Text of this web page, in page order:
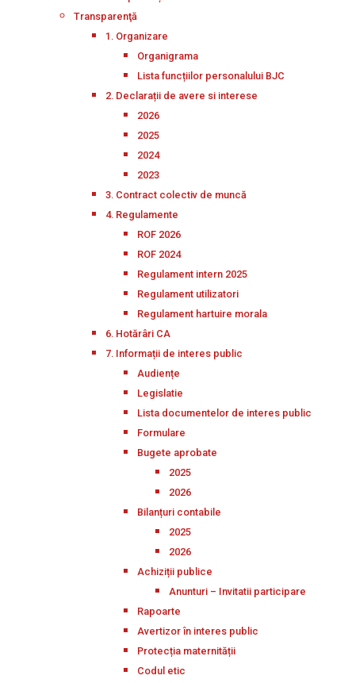
Transparenţă
1. Organizare
Organigrama
Lista funcțiilor personalului BJC
2. Declarații de avere si interese
2026
2025
2024
2023
3. Contract colectiv de muncă
4. Regulamente
ROF 2026
ROF 2024
Regulament intern 2025
Regulament utilizatori
Regulament hartuire morala
6. Hotărâri CA
7. Informații de interes public
Audiențe
Legislatie
Lista documentelor de interes public
Formulare
Bugete aprobate
2025
2026
Bilanțuri contabile
2025
2026
Achiziții publice
Anunturi – Invitatii participare
Rapoarte
Avertizor în interes public
Protecția maternității
Codul etic